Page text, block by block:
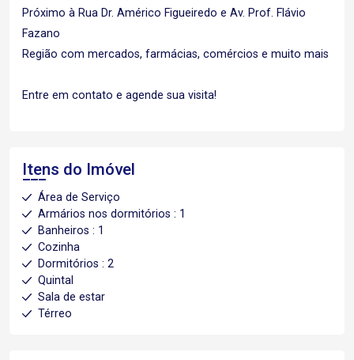
Próximo à Rua Dr. Américo Figueiredo e Av. Prof. Flávio
Fazano
Região com mercados, farmácias, comércios e muito mais
Entre em contato e agende sua visita!
Itens do Imóvel
Área de Serviço
Armários nos dormitórios : 1
Banheiros : 1
Cozinha
Dormitórios : 2
Quintal
Sala de estar
Térreo